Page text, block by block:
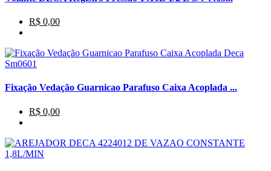
R$ 0,00
Fixação Vedação Guarnicao Parafuso Caixa Acoplada ...
R$ 0,00